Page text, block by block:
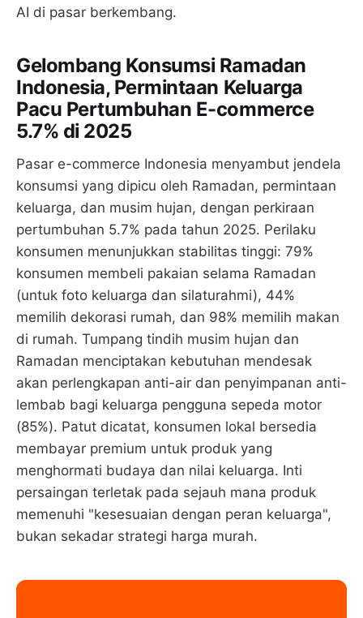
AI di pasar berkembang.
Gelombang Konsumsi Ramadan
Indonesia, Permintaan Keluarga
Pacu Pertumbuhan E-commerce
5.7% di 2025
Pasar e-commerce Indonesia menyambut jendela
konsumsi yang dipicu oleh Ramadan, permintaan
keluarga, dan musim hujan, dengan perkiraan
pertumbuhan 5.7% pada tahun 2025. Perilaku
konsumen menunjukkan stabilitas tinggi: 79%
konsumen membeli pakaian selama Ramadan
(untuk foto keluarga dan silaturahmi), 44%
memilih dekorasi rumah, dan 98% memilih makan
di rumah. Tumpang tindih musim hujan dan
Ramadan menciptakan kebutuhan mendesak
akan perlengkapan anti-air dan penyimpanan anti-
lembab bagi keluarga pengguna sepeda motor
(85%). Patut dicatat, konsumen lokal bersedia
membayar premium untuk produk yang
menghormati budaya dan nilai keluarga. Inti
persaingan terletak pada sejauh mana produk
memenuhi "kesesuaian dengan peran keluarga",
bukan sekadar strategi harga murah.